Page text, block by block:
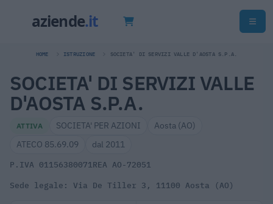
HOME ISTRUZIONE SOCIETA' DI SERVIZI VALLE D'AOSTA S.P.A.
SOCIETA' DI SERVIZI VALLE
D'AOSTA S.P.A.
ATTIVA SOCIETA' PER AZIONI
Aosta (AO)
ATECO 85.69.09
dal 2011
P.IVA 01156380071REA AO-72051
Sede legale: Via De Tiller 3, 11100 Aosta (AO)